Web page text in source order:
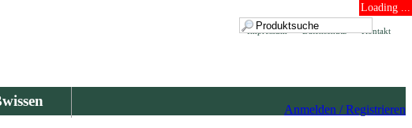
Loading ...
Kontakt
Datenschutz
Impressum
Anmelden / Registrieren